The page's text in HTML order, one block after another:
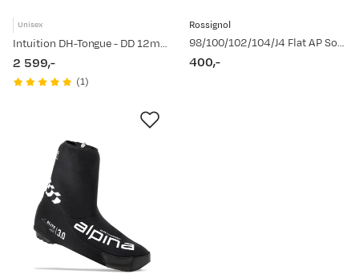
Unisex
Intuition DH-Tongue - DD 12mm Black
price
2 599,-
(1)
Rossignol
98/100/102/104/J4 Flat AP Sole Black
price
400,-